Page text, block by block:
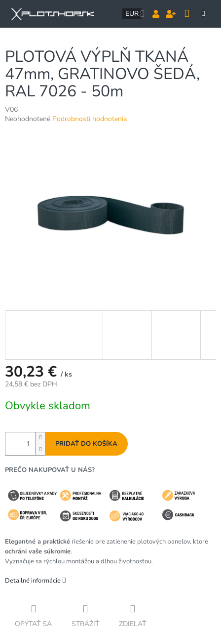
obsah
EUR
PLOTOVÁ VÝPLŇ TKANÁ
47mm, GRATINOVO ŠEDÁ,
RAL 7026 - 50m
V06
Priemerné
Neohodnotené Podrobnosti hodnotenia
30,23 € / ks
24,58 € bez DPH
cena:
Obvykle skladom
PRIDAŤ DO KOŠÍKA
PREČO NAKUPOVAŤ U NÁS?
Elegantné a praktické riešenie pre zatienenie plotových panelov, ktoré
ochráni vaše súkromie.
Vyznačuje sa rýchlou montážou a dlhou životnosťou.
Detailné informácie
OPÝTAŤ SA STRÁŽIŤ ZDIEĽAŤ